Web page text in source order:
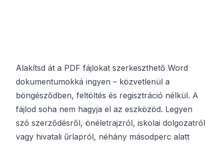
Alakítsd át a PDF fájlokat szerkeszthető Word
dokumentumokká ingyen – közvetlenül a
böngésződben, feltöltés és regisztráció nélkül. A
fájlod soha nem hagyja el az eszközöd. Legyen
szó szerződésről, önéletrajzról, iskolai dolgozatról
vagy hivatali űrlapról, néhány másodperc alatt